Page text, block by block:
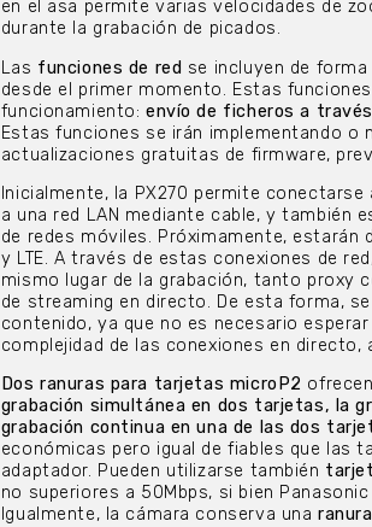
en el asa permite varias velocidades de
durante la grabación de picados.
Las funciones de red se incluyen de
desde el primer momento. Estas
funcionamiento:envío de ficheros a
Estas funciones se irán implementando o
actualizaciones gratuitas de firmware,
Inicialmente, la PX270 permite
a una red LAN mediante cable, y
de redes móviles. Próximamente, estarán
y LTE. A través de estas conexiones de
mismo lugar de la grabación, tanto proxy
de streaming en directo. De esta forma,
contenido, ya que no es necesario
complejidad de las conexiones en directo,
Dos ranuras para tarjetas microP2
grabación simultánea en dos tarjetas, la
grabación continua en una de las dos
económicas pero igual de fiables que las
adaptador. Pueden utilizarse también
no superiores a 50Mbps, si bien
Igualmente, la cámara conserva una